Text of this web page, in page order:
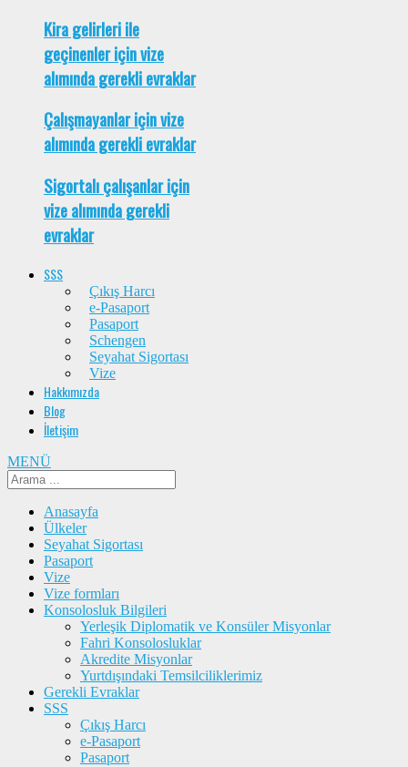
Kira gelirleri ile
geçinenler için vize
alımında gerekli evraklar
Çalışmayanlar için vize
alımında gerekli evraklar
Sigortalı çalışanlar için
vize alımında gerekli
evraklar
SSS
Çıkış Harcı
e-Pasaport
Pasaport
Schengen
Seyahat Sigortası
Vize
Hakkımızda
Blog
İletişim
MENÜ
Anasayfa
Ülkeler
Seyahat Sigortası
Pasaport
Vize
Vize formları
Konsolosluk Bilgileri
Yerleşik Diplomatik ve Konsüler Misyonlar
Fahri Konsolosluklar
Akredite Misyonlar
Yurtdışındaki Temsilciliklerimiz
Gerekli Evraklar
SSS
Çıkış Harcı
e-Pasaport
Pasaport